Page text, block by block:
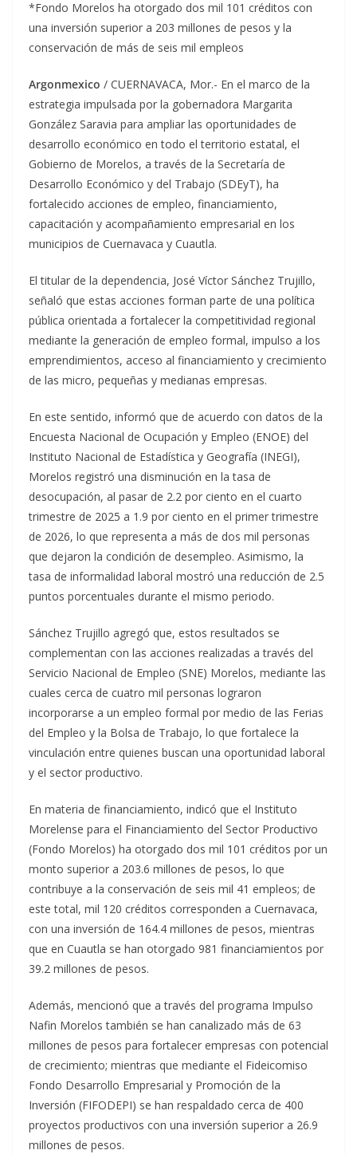
*Fondo Morelos ha otorgado dos mil 101 créditos con
una inversión superior a 203 millones de pesos y la
conservación de más de seis mil empleos
Argonmexico / CUERNAVACA, Mor.- En el marco de la
estrategia impulsada por la gobernadora Margarita
González Saravia para ampliar las oportunidades de
desarrollo económico en todo el territorio estatal, el
Gobierno de Morelos, a través de la Secretaría de
Desarrollo Económico y del Trabajo (SDEyT), ha
fortalecido acciones de empleo, financiamiento,
capacitación y acompañamiento empresarial en los
municipios de Cuernavaca y Cuautla.
El titular de la dependencia, José Víctor Sánchez Trujillo,
señaló que estas acciones forman parte de una política
pública orientada a fortalecer la competitividad regional
mediante la generación de empleo formal, impulso a los
emprendimientos, acceso al financiamiento y crecimiento
de las micro, pequeñas y medianas empresas.
En este sentido, informó que de acuerdo con datos de la
Encuesta Nacional de Ocupación y Empleo (ENOE) del
Instituto Nacional de Estadística y Geografía (INEGI),
Morelos registró una disminución en la tasa de
desocupación, al pasar de 2.2 por ciento en el cuarto
trimestre de 2025 a 1.9 por ciento en el primer trimestre
de 2026, lo que representa a más de dos mil personas
que dejaron la condición de desempleo. Asimismo, la
tasa de informalidad laboral mostró una reducción de 2.5
puntos porcentuales durante el mismo periodo.
Sánchez Trujillo agregó que, estos resultados se
complementan con las acciones realizadas a través del
Servicio Nacional de Empleo (SNE) Morelos, mediante las
cuales cerca de cuatro mil personas lograron
incorporarse a un empleo formal por medio de las Ferias
del Empleo y la Bolsa de Trabajo, lo que fortalece la
vinculación entre quienes buscan una oportunidad laboral
y el sector productivo.
En materia de financiamiento, indicó que el Instituto
Morelense para el Financiamiento del Sector Productivo
(Fondo Morelos) ha otorgado dos mil 101 créditos por un
monto superior a 203.6 millones de pesos, lo que
contribuye a la conservación de seis mil 41 empleos; de
este total, mil 120 créditos corresponden a Cuernavaca,
con una inversión de 164.4 millones de pesos, mientras
que en Cuautla se han otorgado 981 financiamientos por
39.2 millones de pesos.
Además, mencionó que a través del programa Impulso
Nafin Morelos también se han canalizado más de 63
millones de pesos para fortalecer empresas con potencial
de crecimiento; mientras que mediante el Fideicomiso
Fondo Desarrollo Empresarial y Promoción de la
Inversión (FIFODEPI) se han respaldado cerca de 400
proyectos productivos con una inversión superior a 26.9
millones de pesos.